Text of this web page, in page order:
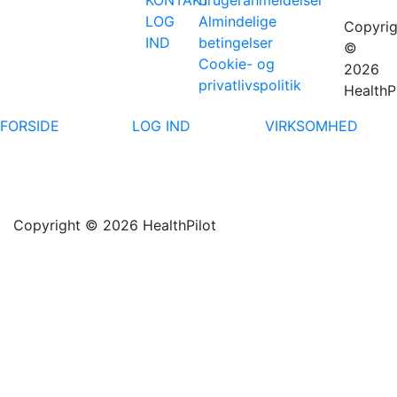
LOG
IND
Almindelige
betingelser
Cookie- og
privatlivspolitik
©
2026
FORSIDE
LOG IND VIRKSOMHED
Copyright © 2026 HealthPilot